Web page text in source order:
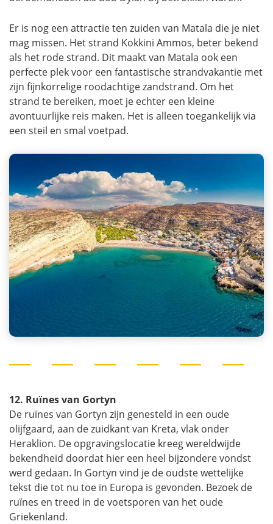
Er is nog een attractie ten zuiden van Matala die je niet
mag missen. Het strand Kokkini Ammos, beter bekend
als het rode strand. Dit maakt van Matala ook een
perfecte plek voor een fantastische strandvakantie met
zijn fijnkorrelige roodachtige zandstrand. Om het
strand te bereiken, moet je echter een kleine
avontuurlijke reis maken. Het is alleen toegankelijk via
een steil en smal voetpad.
12. Ruïnes van Gortyn
De ruïnes van Gortyn zijn genesteld in een oude
olijfgaard, aan de zuidkant van Kreta, vlak onder
Heraklion. De opgravingslocatie kreeg wereldwijde
bekendheid doordat hier een heel bijzondere vondst
werd gedaan. In Gortyn vind je de oudste wettelijke
tekst die tot nu toe in Europa is gevonden. Bezoek de
ruïnes en treed in de voetsporen van het oude
Griekenland.